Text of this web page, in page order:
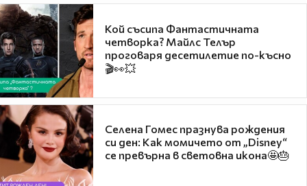
Кой съсипа Фантастичната
четворка? Майлс Телър
проговаря десетилетие по-късно
🎬👀💥
Селена Гомес празнува рождения
си ден: Как момичето от „Disney“
се превърна в световна икона🤩🎂